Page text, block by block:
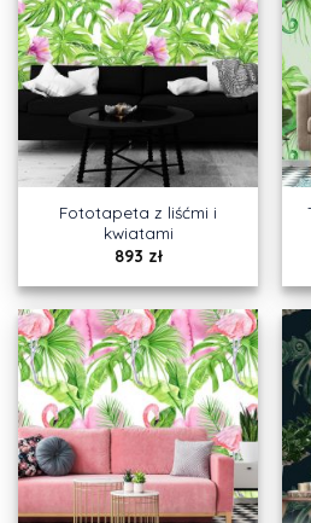
Fototapeta z liśćmi i
kwiatami
893 zł